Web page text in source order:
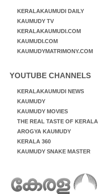
KERALAKAUMUDI DAILY
KAUMUDY TV
KERALAKAUMUDI.COM
KAUMUDI.COM
KAUMUDYMATRIMONY.COM
YOUTUBE CHANNELS
KERALAKAUMUDI NEWS
KAUMUDY
KAUMUDY MOVIES
THE REAL TASTE OF KERALA
AROGYA KAUMUDY
KERALA 360
KAUMUDY SNAKE MASTER